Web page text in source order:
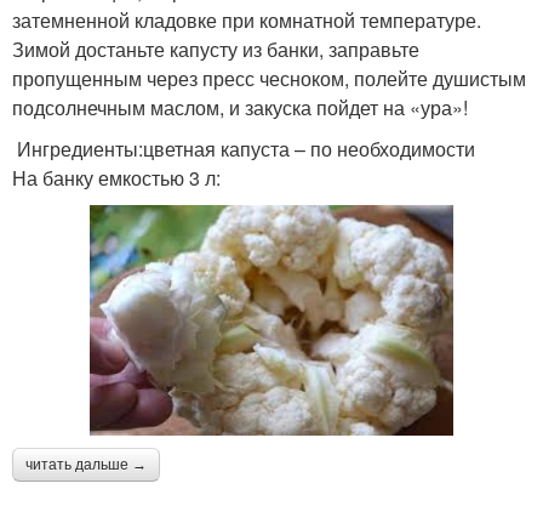
затемненной кладовке при комнатной температуре.
Зимой достаньте капусту из банки, заправьте
пропущенным через пресс чесноком, полейте душистым
подсолнечным маслом, и закуска пойдет на «ура»!
Ингредиенты:цветная капуста – по необходимости
На банку емкостью 3 л:
читать дальше →